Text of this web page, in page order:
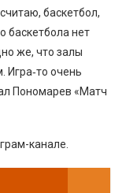
баскетбол,
баскетбола нет
же, что залы
Игра‑то очень
Пономарев «Матч
канале.